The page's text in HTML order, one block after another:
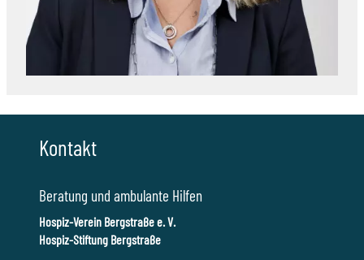
Kontakt
Beratung und ambulante Hilfen
Hospiz-Verein Bergstraße e. V.
Hospiz-Stiftung Bergstraße